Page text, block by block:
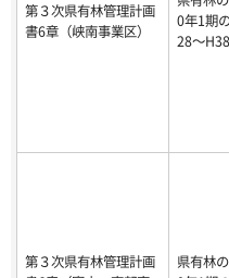
第３次県有林管理計画
書6章（峡南事業区）
0年1期
28～H38
第３次県有林管理計画
県有林